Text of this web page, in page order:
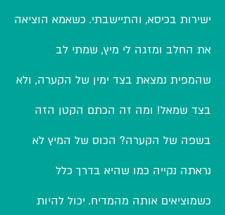
ישירות בכיסא, והתיישבתי. כשאמא הוציאה
את החלב ומזגה לי מיץ, שמתי לב
שהמפית נמצאת בצד ימין של הקערה, ולא
בצד שמאל! ומה זה הכתם הקטן הזה
בשפה של הקערה? הכוס של המיץ לא
נראתה נקייה כמו שהיא בדרך כלל
כשמוציאים אותה מהמדיח. יכול להיות